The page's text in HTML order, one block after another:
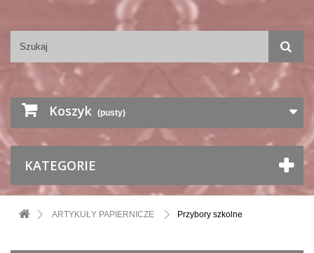
Koszyk (pusty)
KATEGORIE
ARTYKUŁY PAPIERNICZE Przybory szkolne